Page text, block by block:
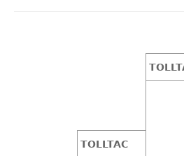
TOLLTAC